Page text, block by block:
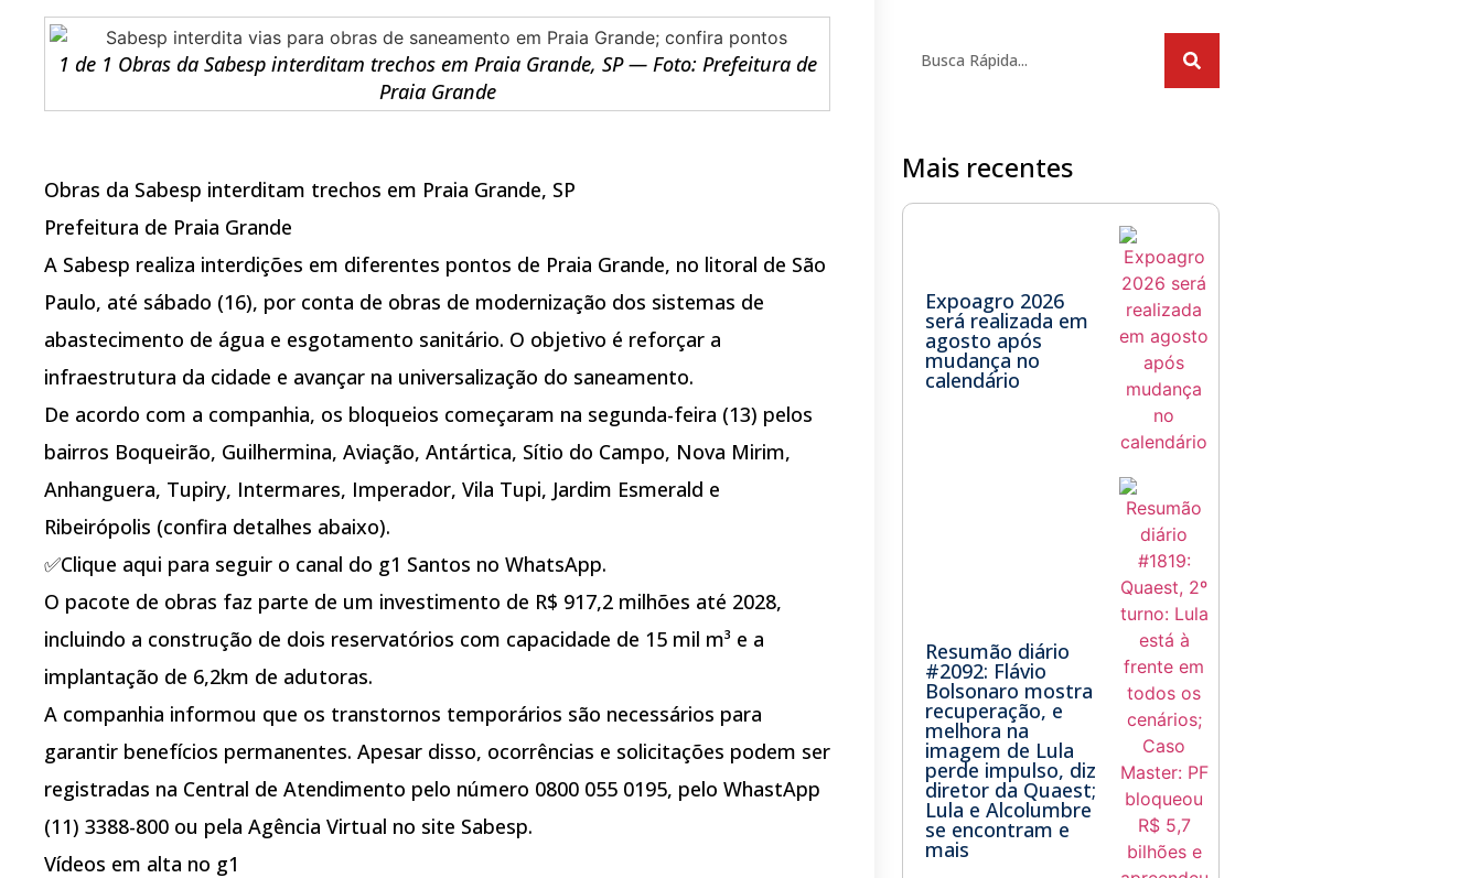
1 de 1 Obras da Sabesp interditam trechos em Praia Grande, SP — Foto: Prefeitura de
Praia Grande
Obras da Sabesp interditam trechos em Praia Grande, SP
Prefeitura de Praia Grande
A Sabesp realiza interdições em diferentes pontos de Praia Grande, no litoral de São
Paulo, até sábado (16), por conta de obras de modernização dos sistemas de
abastecimento de água e esgotamento sanitário. O objetivo é reforçar a
infraestrutura da cidade e avançar na universalização do saneamento.
De acordo com a companhia, os bloqueios começaram na segunda-feira (13) pelos
bairros Boqueirão, Guilhermina, Aviação, Antártica, Sítio do Campo, Nova Mirim,
Anhanguera, Tupiry, Intermares, Imperador, Vila Tupi, Jardim Esmerald e
Ribeirópolis (confira detalhes abaixo).
✅Clique aqui para seguir o canal do g1 Santos no WhatsApp.
O pacote de obras faz parte de um investimento de R$ 917,2 milhões até 2028,
incluindo a construção de dois reservatórios com capacidade de 15 mil m³ e a
implantação de 6,2km de adutoras.
A companhia informou que os transtornos temporários são necessários para
garantir benefícios permanentes. Apesar disso, ocorrências e solicitações podem ser
registradas na Central de Atendimento pelo número 0800 055 0195, pelo WhastApp
(11) 3388-800 ou pela Agência Virtual no site Sabesp.
Vídeos em alta no g1
Mais recentes
Expoagro 2026
será realizada em
agosto após
mudança no
calendário
Resumão diário
#2092: Flávio
Bolsonaro mostra
recuperação, e
melhora na
imagem de Lula
perde impulso, diz
diretor da Quaest;
Lula e Alcolumbre
se encontram e
mais